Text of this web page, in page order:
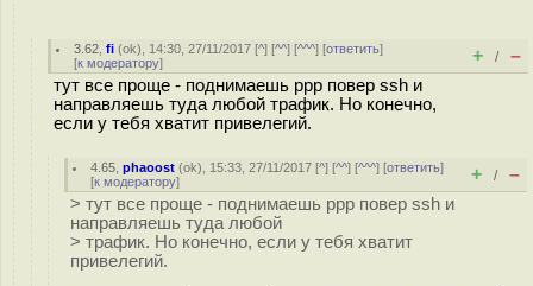
3.62 ,fi (ok), 14:30, 27/11/2017 [^] [^^] [^^^] [ответить]
[к модератору] + / –
тут все проще - поднимаешь ppp повер ssh и
направляешь туда любой трафик. Но конечно,
если у тебя хватит привелегий.
4.65 ,phaoost (ok), 15:33, 27/11/2017 [^] [^^] [^^^] [ответить]
[к модератору] + / –
> тут все проще - поднимаешь ppp повер ssh и
направляешь туда любой
> трафик. Но конечно, если у тебя хватит
привелегий.